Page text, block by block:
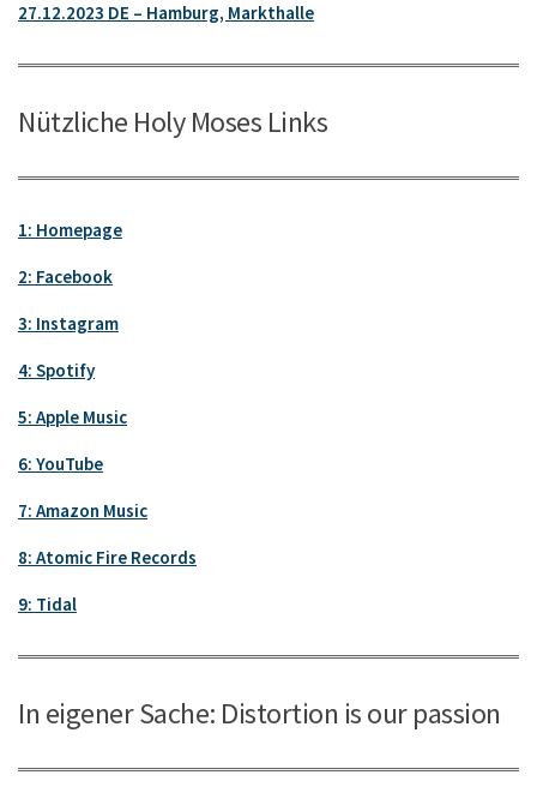
27.12.2023 DE – Hamburg, Markthalle
Nützliche Holy Moses Links
1: Homepage
2: Facebook
3: Instagram
4: Spotify
5: Apple Music
6: YouTube
7: Amazon Music
8: Atomic Fire Records
9: Tidal
In eigener Sache: Distortion is our passion